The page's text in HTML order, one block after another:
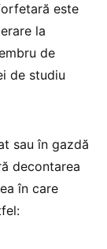
este
la
de
de studiu
sau în gazdă
decontarea
în care